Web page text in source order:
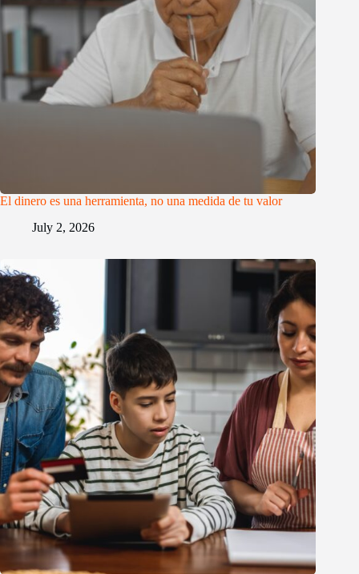
El dinero es una herramienta, no una medida de tu valor
July 2, 2026